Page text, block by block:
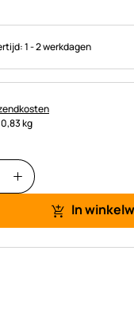
1 - 2 werkdagen
kg
In